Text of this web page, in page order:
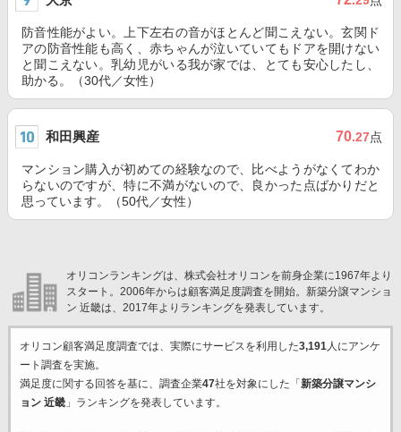
防音性能がよい。上下左右の音がほとんど聞こえない。玄関ド
アの防音性能も高く、赤ちゃんが泣いていてもドアを開けない
と聞こえない。乳幼児がいる我が家では、とても安心したし、
助かる。（30代／女性）
和田興産 70.27点
マンション購入が初めての経験なので、比べようがなくてわか
らないのですが、特に不満がないので、良かった点ばかりだと
思っています。（50代／女性）
オリコンランキングは、株式会社オリコンを前身企業に1967年より
スタート。2006年からは顧客満足度調査を開始。新築分譲マンショ
ン 近畿は、2017年よりランキングを発表しています。
オリコン顧客満足度調査では、実際にサービスを利用した3,191人にアンケ
ート調査を実施。
満足度に関する回答を基に、調査企業47社を対象にした「 新築分譲マンシ
ョン 近畿」ランキングを発表しています。